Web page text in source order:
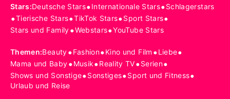
Stars:Deutsche Stars•Internationale Stars•Schlagerstars
•Tierische Stars•TikTok Stars•Sport Stars•
Stars und Family•Webstars•YouTube Stars
Themen:Beauty•Fashion•Kino und Film •Liebe•
Mama und Baby•Musik•Reality TV•Serien•
Shows und Sonstige•Sonstiges•Sport und Fitness•
Urlaub und Reise